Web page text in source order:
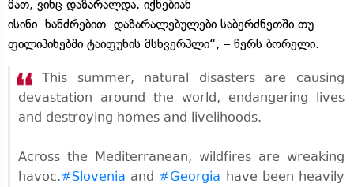
მათ, ვინც დაზარალდა. იქნებიან
ისინი ხანძრებით დაზარალებულები საბერძნეთში თუ
ფილიპინებში ტაიფუნის მსხვერპლი“, – წერს ბორელი.
This summer, natural disasters are causing
devastation around the world, endangering lives
and destroying homes and livelihoods.
Across the Mediterranean, wildfires are wreaking
havoc.#Slovenia and #Georgia have been heavily